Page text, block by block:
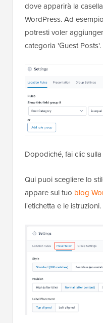
dove apparirà la
WordPress. Ad
potresti voler
categoria 'Guest Posts'.
Dopodiché, fai clic sulla
Qui puoi scegliere lo
appare sul tuo blog
l'etichetta e le istruzioni.